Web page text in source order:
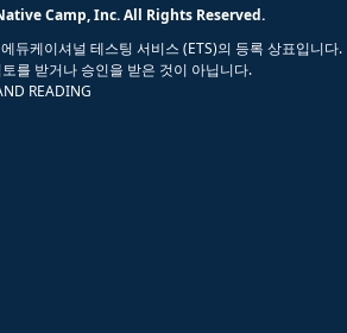
Camp, Inc. All Rights Reserved.
듀케이셔널 테스팅 서비스 (ETS)의 등록 상표입니다.
를 받거나 승인을 받은 것이 아닙니다.
READING